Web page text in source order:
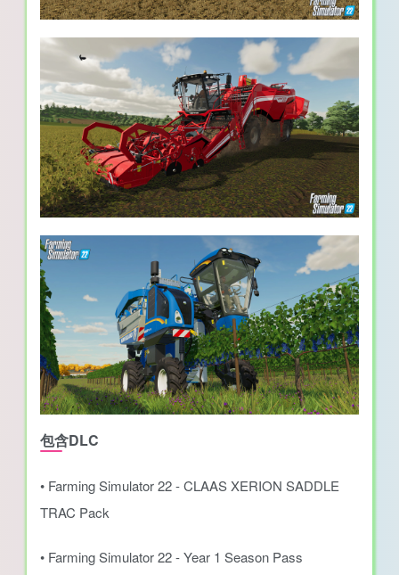
包含DLC
• Farming Simulator 22 - CLAAS XERION SADDLE
TRAC Pack
• Farming Simulator 22 - Year 1 Season Pass